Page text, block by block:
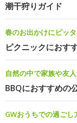
潮干狩りガイド
春のお出かけにピッタ
ピクニックにおす
自然の中で家族や友
BBQにおすすめの
GWおうちでの過ごし